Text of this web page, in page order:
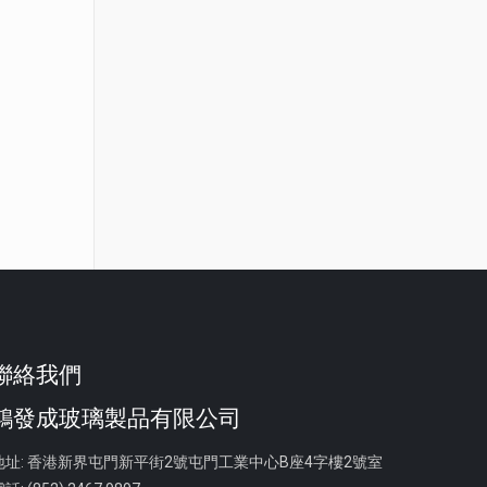
絡我們
發成玻璃製品有限公司
址: 香港新界屯門新平街2號屯門工業中心B座4字樓2號室